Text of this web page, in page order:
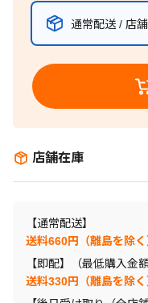
通常配送 / 店
店舗在庫
【通常配送】
送料660円（離島を除
【即配】（最低購入金
送料330円（離島を除